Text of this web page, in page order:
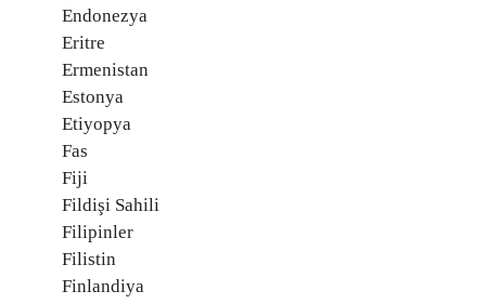
Endonezya
Eritre
Ermenistan
Estonya
Etiyopya
Fas
Fiji
Fildişi Sahili
Filipinler
Filistin
Finlandiya